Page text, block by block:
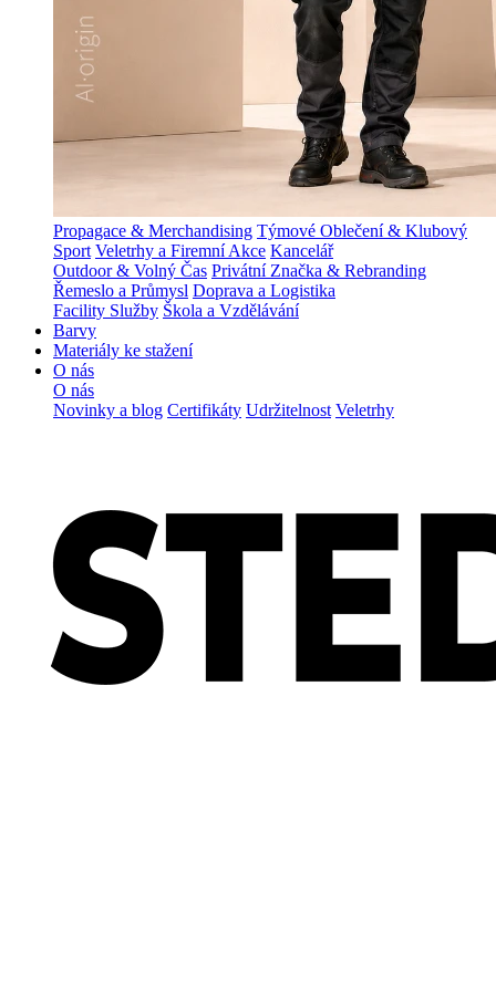
Propagace & Merchandising Týmové Oblečení & Klubový
Sport Veletrhy a Firemní Akce Kancelář
Outdoor & Volný Čas Privátní Značka & Rebranding
Řemeslo a Průmysl Doprava a Logistika
Facility Služby Škola a Vzdělávání
Barvy
Materiály ke stažení
O nás
O nás
Novinky a blog Certifikáty Udržitelnost Veletrhy